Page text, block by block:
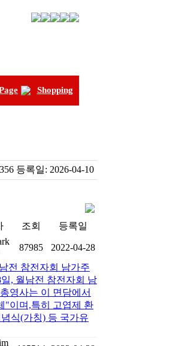
Shopping
등록일: 2026-04-10
조회 등록일
87985
2022-04-28
전 참전자회 남가주
, 월남전 참전자회 남
영사는 이 면담에서
"이며,특히 고엽제 환
식(가칭) 등 국가유